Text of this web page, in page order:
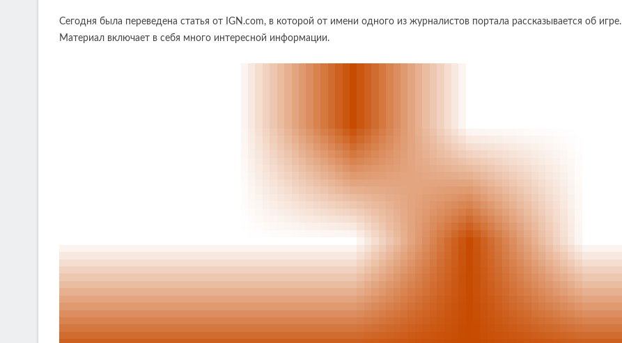
Сегодня была переведена статья от IGN.com, в которой от имени одного из журналистов портала рассказывается об игре.
Материал включает в себя много интересной информации.